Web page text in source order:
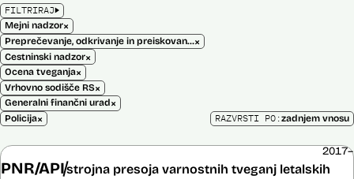
FILTRIRAJ
Mejni nadzor×
Preprečevanje, odkrivanje in preiskovanje kaznivih dejanj×
Cestninski nadzor×
Ocena tveganja×
Vrhovno sodišče RS×
Generalni finančni urad×
Policija× RAZVRSTI PO:zadnjem vnosu
PNR/APIstrojna presoja varnostnih tveganj letalskih
2017–